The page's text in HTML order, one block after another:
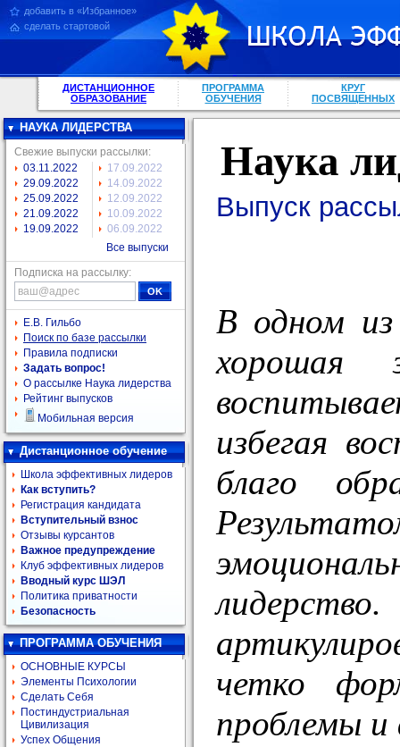
добавить в «Избранное»
сделать стартовой
ДИСТАНЦИОННОЕ
ОБРАЗОВАНИЕ
ПРОГРАММА
ОБУЧЕНИЯ
КРУГ
ПОСВЯЩЕННЫХ
НАУКА ЛИДЕРСТВА
Свежие выпуски рассылки:
03.11.2022
29.09.2022
25.09.2022
21.09.2022
19.09.2022
17.09.2022
14.09.2022
12.09.2022
10.09.2022
06.09.2022
Все выпуски
Подписка на рассылку:
Е.В. Гильбо
Поиск по базе рассылки
Правила подписки
Задать вопрос!
О рассылке Наука лидерства
Рейтинг выпусков
Мобильная версия
Дистанционное обучение
Школа эффективных лидеров
Как вступить?
Регистрация кандидата
Вступительный взнос
Отзывы курсантов
Важное предупреждение
Клуб эффективных лидеров
Вводный курс ШЭЛ
Политика приватности
Безопасность
ПРОГРАММА ОБУЧЕНИЯ
ОСНОВНЫЕ КУРСЫ
Элементы Психологии
Сделать Себя
Постиндустриальная
Цивилизация
Успех Общения
Наука
Выпуск
В одном
хорошая
избегая
благо
четко
проблемы и